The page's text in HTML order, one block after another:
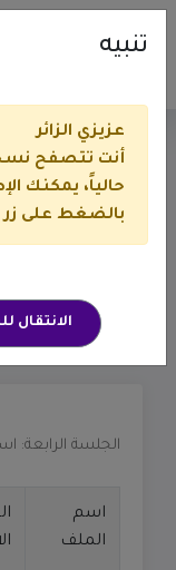
أوراق العمل والملفات
البيانات، ذكاء
الجلسة الرابعة:
اسم
الملف
تنبيه
عزيزي الزائر
أنت تتصفح
حالياً، يمكنك
بالضغط على زر
الانتقال